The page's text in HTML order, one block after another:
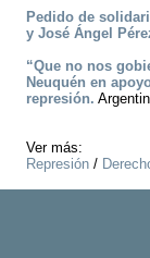
Pedido de
y José Ángel
“Que no nos
Neuquén en
represión.
Ver más:
Represión /